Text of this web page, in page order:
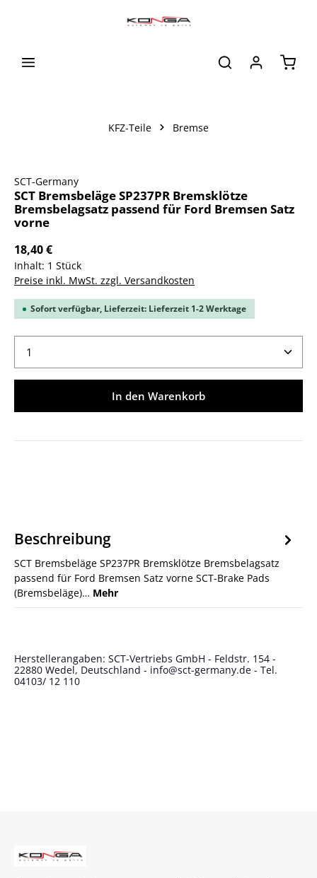
KFZ-Teile Bremse
SCT-Germany
SCT Bremsbeläge SP237PR Bremsklötze
Bremsbelagsatz passend für Ford Bremsen Satz
vorne
18,40 €
Inhalt: 1 Stück
Preise inkl. MwSt. zzgl. Versandkosten
Sofort verfügbar, Lieferzeit: Lieferzeit 1-2 Werktage
Produkt Anzahl: Gib den gewünschten Wert ein
In den Warenkorb
Beschreibung
SCT Bremsbeläge SP237PR Bremsklötze Bremsbelagsatz
passend für Ford Bremsen Satz vorne SCT-Brake Pads
(Bremsbeläge)… Mehr
Herstellerangaben: SCT-Vertriebs GmbH - Feldstr. 154 -
22880 Wedel, Deutschland - info@sct-germany.de - Tel.
04103/ 12 110